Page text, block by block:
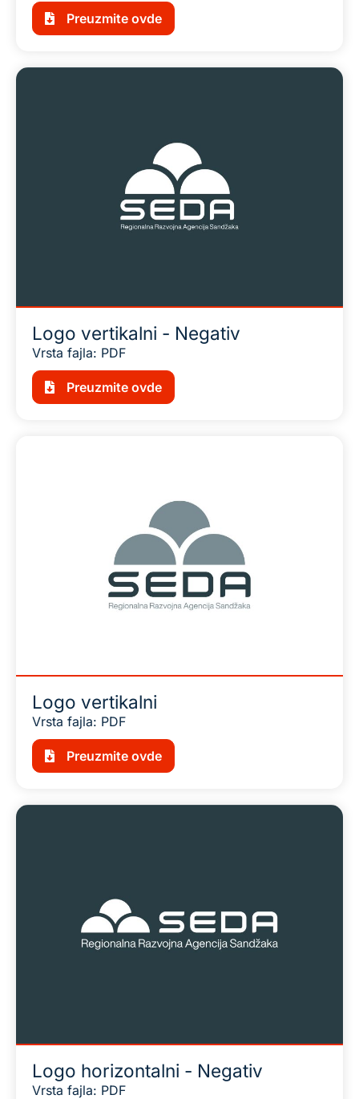
Preuzmite ovde
Logo vertikalni - Negativ
Vrsta fajla: PDF
Preuzmite ovde
Logo vertikalni
Vrsta fajla: PDF
Preuzmite ovde
Logo horizontalni - Negativ
Vrsta fajla: PDF